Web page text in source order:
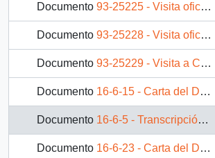
Documento 93-25225 - Visita oficial a Chile de sus altezas imperiales el Príncipe y la Princesa Hitachi
Documento 93-25228 - Visita oficial a Chile del Canciller Federal de la República de Austria, Dr. Franz Vranitzky
Documento 93-25229 - Visita a Chile del Canciller de la Organización para la liberación de Palestina, Señor Farouk Kaddumi
Documento 16-6-15 - Carta del Director del Ceremonial y Protocolo, sr. C. Klammer B., dirigida al Señor Carlos Bascuñán, Jefe de Gabinete de su Excelencia el Presidente de la República
Documento 16-6-5 - Transcripción de la visita de ejecutivos de Mitsubishi al Presidente de la República el día martes 4 de Agosto de 1992
Documento 16-6-23 - Carta del Director del Ceremonial y Protocolo del Ministerio de RR.EE. sr. C. Klammer B., dirigida al Señor Carlos Bascuñán, Jefe de Gabinete de su Excelencia el Presidente de la República, con referencia a la visita del sr. Jean-Louis Bianco, Ministro de Equipamiento de Vivienda y de Transporte de Francia